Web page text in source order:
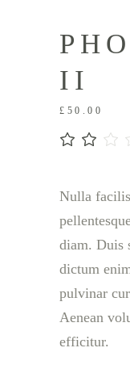
II
£ 50.00
/
5，
已有
位顧
客進
行評
分
Nulla
diam. Duis
dictum
pulvinar
Aenean
efficitur.